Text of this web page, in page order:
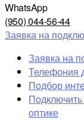
WhatsApp
(950) 044-56-44
Заявка на
Заявка на
Телефония
Подбор
оптике